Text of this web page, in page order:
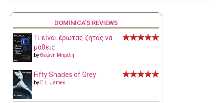
DOMINICA'S REVIEWS
Τι είναι έρωτας ζητάς να
μάθεις
byΘεώνη Μπριλή
Fifty Shades of Grey
by E.L. James